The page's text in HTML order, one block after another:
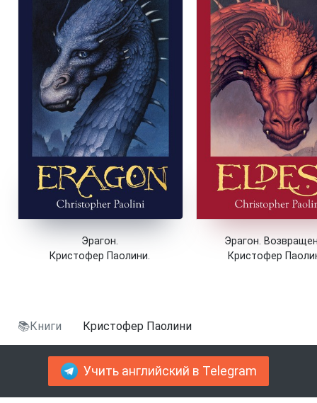
Эрагон.
Кристофер Паолини.
Эрагон.
Кристофер
📚Книги Кристофер Паолини
Учить английский в Telegram